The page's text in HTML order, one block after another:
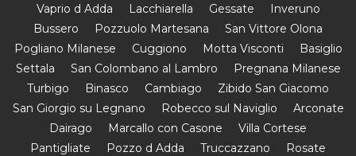
Vaprio d Adda
Lacchiarella Gessate
Inveruno
Bussero
Pozzuolo Martesana
San Vittore Olona
Pogliano Milanese
Cuggiono Motta Visconti
Basiglio
Settala
San Colombano al Lambro
Pregnana Milanese
Turbigo
Binasco Cambiago
Zibido San Giacomo
San Giorgio su Legnano
Robecco sul Naviglio
Arconate
Dairago
Marcallo con Casone
Villa Cortese
Pantigliate
Pozzo d Adda Truccazzano
Rosate